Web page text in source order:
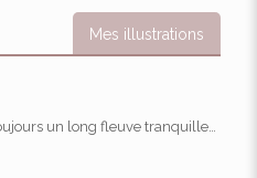
Mes illustrations
un long fleuve tranquille…